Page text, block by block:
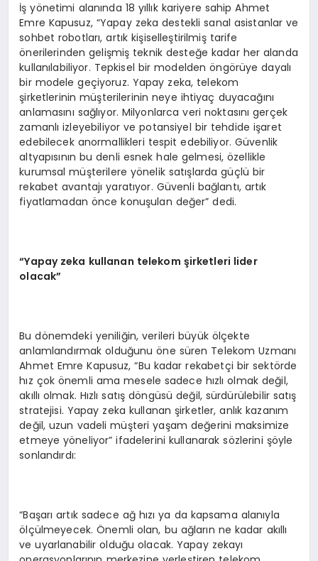
İş yönetimi alanında 18 yıllık kariyere sahip Ahmet
Emre Kapusuz, “Yapay zeka destekli sanal asistanlar ve
sohbet robotları, artık kişiselleştirilmiş tarife
önerilerinden gelişmiş teknik desteğe kadar her alanda
kullanılabiliyor. Tepkisel bir modelden öngörüye dayalı
bir modele geçiyoruz. Yapay zeka, telekom
şirketlerinin müşterilerinin neye ihtiyaç duyacağını
anlamasını sağlıyor. Milyonlarca veri noktasını gerçek
zamanlı izleyebiliyor ve potansiyel bir tehdide işaret
edebilecek anormallikleri tespit edebiliyor. Güvenlik
altyapısının bu denli esnek hale gelmesi, özellikle
kurumsal müşterilere yönelik satışlarda güçlü bir
rekabet avantajı yaratıyor. Güvenli bağlantı, artık
fiyatlamadan önce konuşulan değer” dedi.
“Yapay zeka kullanan telekom şirketleri lider
olacak”
Bu dönemdeki yeniliğin, verileri büyük ölçekte
anlamlandırmak olduğunu öne süren Telekom Uzmanı
Ahmet Emre Kapusuz, “Bu kadar rekabetçi bir sektörde
hız çok önemli ama mesele sadece hızlı olmak değil,
akıllı olmak. Hızlı satış döngüsü değil, sürdürülebilir satış
stratejisi. Yapay zeka kullanan şirketler, anlık kazanım
değil, uzun vadeli müşteri yaşam değerini maksimize
etmeye yöneliyor” ifadelerini kullanarak sözlerini şöyle
sonlandırdı:
“Başarı artık sadece ağ hızı ya da kapsama alanıyla
ölçülmeyecek. Önemli olan, bu ağların ne kadar akıllı
ve uyarlanabilir olduğu olacak. Yapay zekayı